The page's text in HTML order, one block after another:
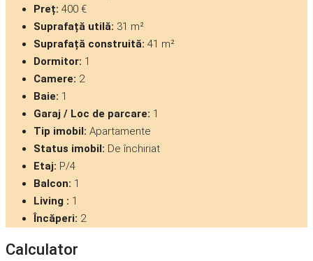
Preț: 400 €
Suprafață utilă: 31 m²
Suprafață construită: 41 m²
Dormitor: 1
Camere: 2
Baie: 1
Garaj / Loc de parcare: 1
Tip imobil: Apartamente
Status imobil: De închiriat
Etaj: P/4
Balcon: 1
Living : 1
Încăperi: 2
Calculator